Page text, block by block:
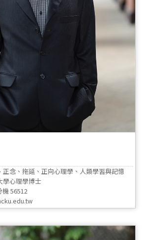
正念、拖延、正向心理學、人類學習與記憶
學心理學博士
機 56512